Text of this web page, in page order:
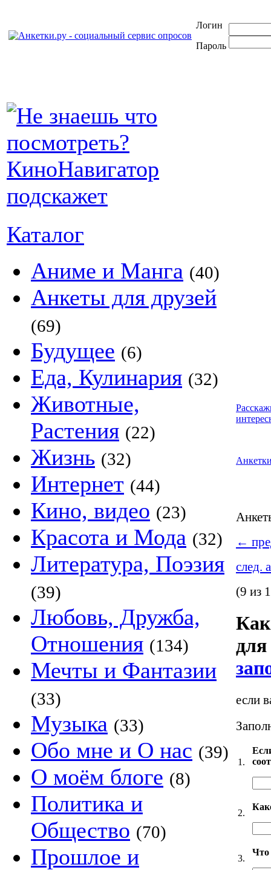
Логин
Пароль
Каталог
Аниме и Манга (40)
Анкеты для друзей
(69)
Будущее (6)
Еда, Кулинария (32)
Животные,
Растения (22)
Жизнь (32)
Интернет (44)
Кино, видео (23)
Красота и Мода (32)
Литература, Поэзия
(39)
Любовь, Дружба,
Отношения (134)
Мечты и Фантазии
(33)
Музыка (33)
Обо мне и О нас (39)
О моём блоге (8)
Политика и
Общество (70)
Прошлое и
←
след.
(9 из
если
1.
2.
3.
Что